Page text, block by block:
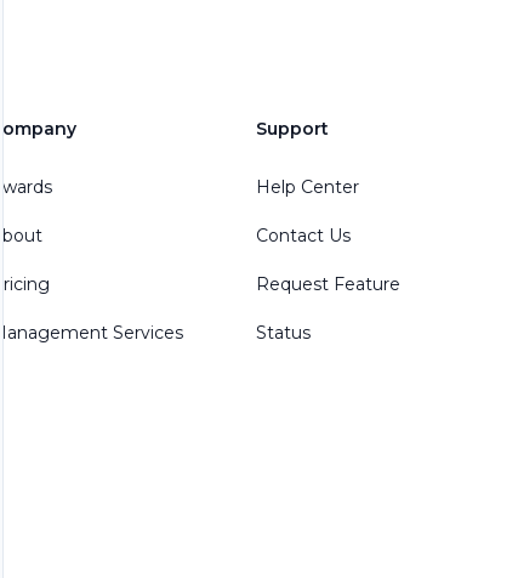
Company
Awards
About
Pricing
Management Services
Support
Help Center
Contact Us
Request Feature
Status